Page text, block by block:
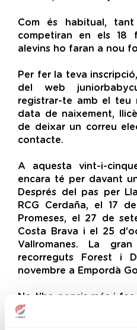
Com és habitual,
competiran en els 18
alevins ho faran a nou
Per fer la teva
del web
registrar-te amb el teu
data de naixement,
de deixar un correu
contacte.
A aquesta vint-i-
encara té per davant
Després del pas per
RCG Cerdaña, el 17
Promeses, el 27 de
Costa Brava i el 25
Vallromanes. La
recorreguts Forest i
novembre a Empordà
No t'ho pensis més i
la prova al Club de Golf